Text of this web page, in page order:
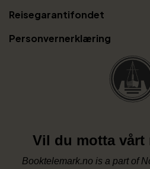
Reisegarantifondet
Personvernerklæring
Vil du motta vårt
Booktelemark.no is a part of